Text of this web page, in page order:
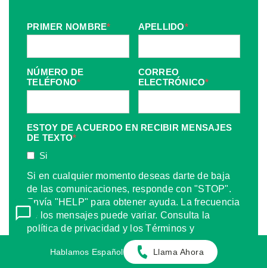
PRIMER NOMBRE* APELLIDO*
NÚMERO DE
TELÉFONO*
CORREO
ELECTRÓNICO*
ESTOY DE ACUERDO EN RECIBIR MENSAJES
DE TEXTO*
Si
Si en cualquier momento deseas darte de baja
de las comunicaciones, responde con "STOP".
Envía "HELP" para obtener ayuda. La frecuencia
de los mensajes puede variar. Consulta la
política de privacidad y los Términos y
Condiciones en la página web.
Hablamos Español Llama Ahora